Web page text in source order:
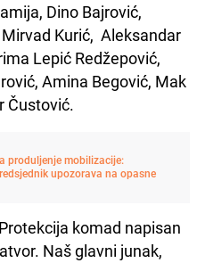
Dino Bajrović,
Kurić, Aleksandar
Lepić Redžepović,
Amina Begović, Mak
Čustović.
produljenje mobilizacije:
upozorava na opasne
komad napisan
Naš glavni junak,